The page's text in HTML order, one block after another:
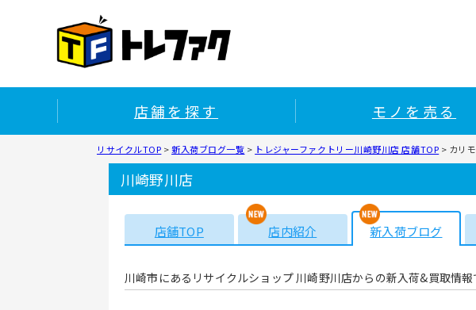
店舗を探す モノを売る
リサイクルTOP >新入荷ブログ一覧 > トレジャーファクトリー川崎野川店 店舗TOP > カリ
川崎野川店
店舗TOP 店内紹介 新入荷ブログ
川崎市にあるリサイクルショップ 川崎野川店からの新入荷&買取情報